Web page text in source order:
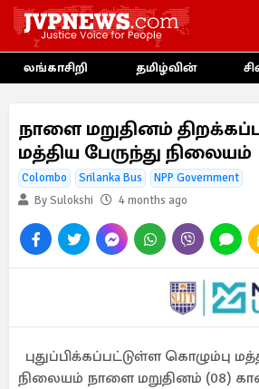
லங்காசிறி தமிழ்வின்
நாளை மறுதினம்
மத்திய பேருந்து நிலையம்
Colombo Srilanka Bus
NPP Government
By Sulokshi
4 months ago
புதுப்பிக்கப்பட்டுள்ள கொழும்பு
நிலையம் நாளை மறுதினம் (08)